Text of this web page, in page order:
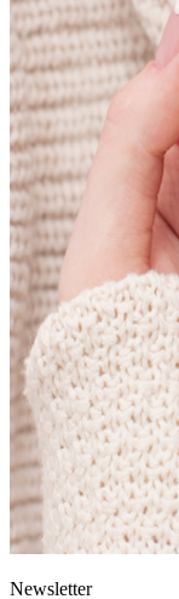
Newsletter